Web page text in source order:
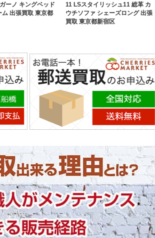
ーノ キングベッド
ム 出張買取 東京都
11 LSスタイリッシュ11 総革 カ
ウチソファ シェーズロング 出張
買取 東京都新宿区